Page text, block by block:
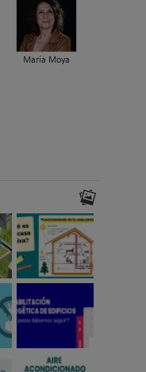
María Moya